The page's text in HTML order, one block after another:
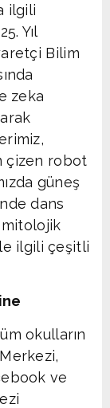
ilgili
Yıl
Bilim
zeka
çizen robot
güneş
dans
ilgili çeşitli
okulların
ve